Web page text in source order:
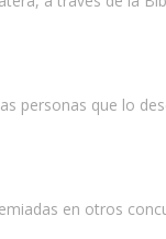
personas que lo
en otros